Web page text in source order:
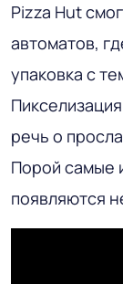
Pizza Hut
автоматов,
упаковка с
речь о
Порой самые
появляются